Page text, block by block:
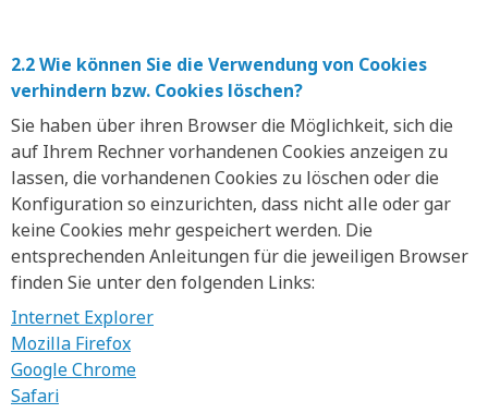
2.2 Wie können Sie die Verwendung von Cookies
verhindern bzw. Cookies löschen?
Sie haben über ihren Browser die Möglichkeit, sich die
auf Ihrem Rechner vorhandenen Cookies anzeigen zu
lassen, die vorhandenen Cookies zu löschen oder die
Konfiguration so einzurichten, dass nicht alle oder gar
keine Cookies mehr gespeichert werden. Die
entsprechenden Anleitungen für die jeweiligen Browser
finden Sie unter den folgenden Links:
Internet Explorer
Mozilla Firefox
Google Chrome
Safari